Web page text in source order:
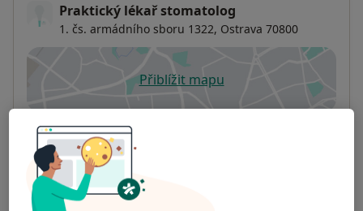
Praktický lékař stomatolog
1. čs. armádního sboru 1322, Ostrava 70800
Přiblížit mapuse otevře v nové záložce
Dostupnost
Na této adrese online kalendář není aktivní
Co mám v takové situaci udělat?
Způsoby platby (soukromé návštěvy)